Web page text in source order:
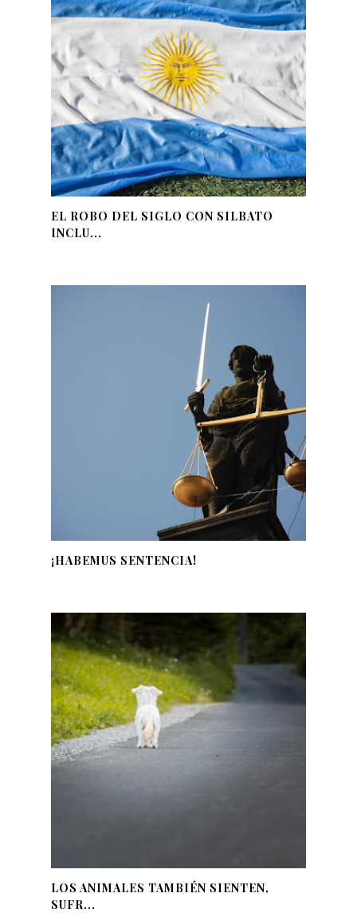
EL ROBO DEL SIGLO CON SILBATO
INCLU...
¡HABEMUS SENTENCIA!
LOS ANIMALES TAMBIÉN SIENTEN,
SUFR...